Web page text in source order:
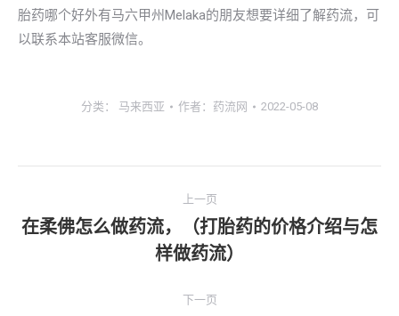
胎药哪个好外有马六甲州Melaka的朋友想要详细了解药流，可
以联系本站客服微信。
分类： 马来西亚 作者： 药流网 2022-05-08
章
上一页
上
一
在柔佛怎么做药流，（打胎药的价格介绍与怎
样做药流）
下一页